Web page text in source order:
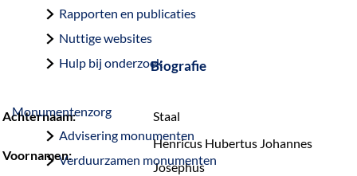
Rapporten en publicaties
Nuttige websites
Hulp bij onderzoek
Monumentenzorg
Advisering monumenten
Verduurzamen monumenten
Biografie
Achternaam: Staal
Voornamen:
Henricus Hubertus Johannes
Josephus